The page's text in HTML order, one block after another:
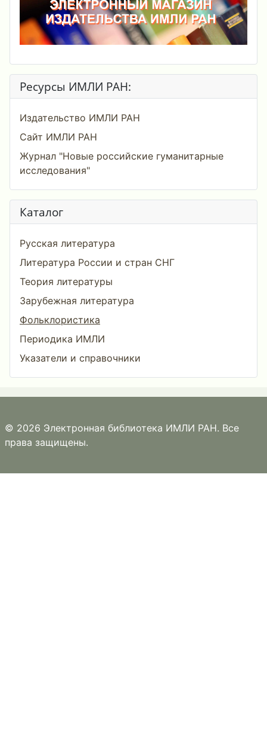
Ресурсы ИМЛИ РАН:
Издательство ИМЛИ РАН
Сайт ИМЛИ РАН
Журнал "Новые российские гуманитарные
исследования"
Каталог
Русская литература
Литература России и стран СНГ
Теория литературы
Зарубежная литература
Фольклористика
Периодика ИМЛИ
Указатели и справочники
© 2026 Электронная библиотека ИМЛИ РАН. Все
права защищены.